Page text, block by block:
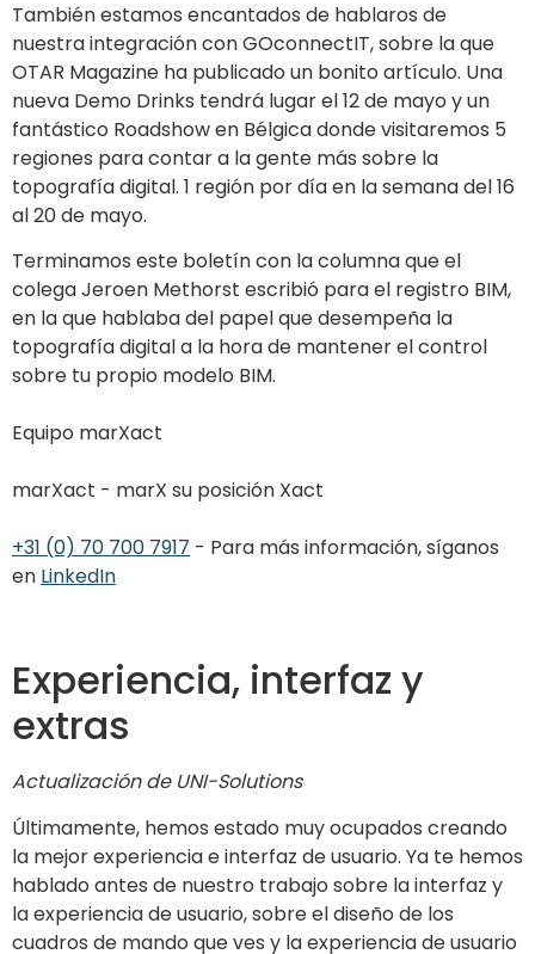
También estamos encantados de hablaros de
nuestra integración con GOconnectIT, sobre la que
OTAR Magazine ha publicado un bonito artículo. Una
nueva Demo Drinks tendrá lugar el 12 de mayo y un
fantástico Roadshow en Bélgica donde visitaremos 5
regiones para contar a la gente más sobre la
topografía digital. 1 región por día en la semana del 16
al 20 de mayo.
Terminamos este boletín con la columna que el
colega Jeroen Methorst escribió para el registro BIM,
en la que hablaba del papel que desempeña la
topografía digital a la hora de mantener el control
sobre tu propio modelo BIM.
Equipo marXact
marXact - marX su posición Xact
+31 (0) 70 700 7917 - Para más información, síganos
en LinkedIn
Experiencia, interfaz y
extras
Actualización de UNI-Solutions
Últimamente, hemos estado muy ocupados creando
la mejor experiencia e interfaz de usuario. Ya te hemos
hablado antes de nuestro trabajo sobre la interfaz y
la experiencia de usuario, sobre el diseño de los
cuadros de mando que ves y la experiencia de usuario